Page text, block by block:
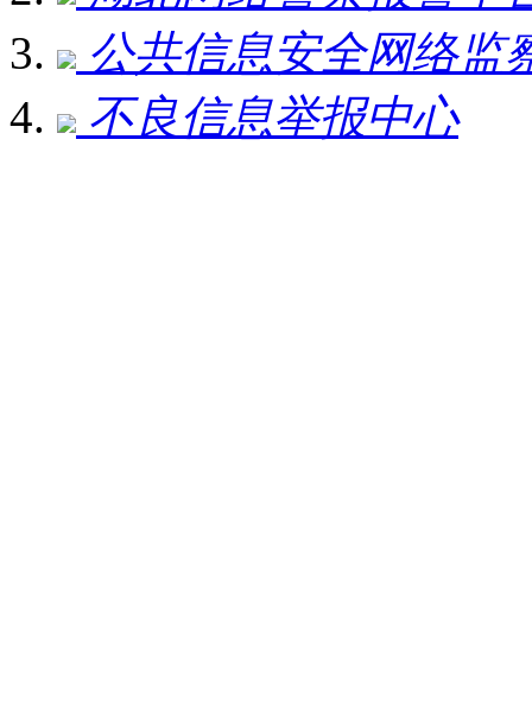
公共信息安全网络监
不良信息举报中心